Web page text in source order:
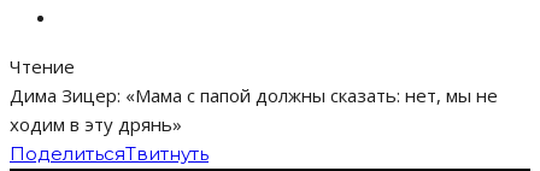
Чтение
Дима Зицер: «Мама с папой должны сказать: нет, мы не
ходим в эту дрянь»
ПоделитьсяТвитнуть